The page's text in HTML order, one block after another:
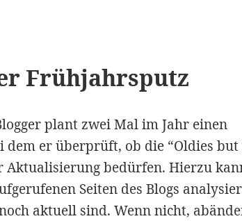
Frühjahrsputz
plant zwei Mal im Jahr einen
er überprüft, ob die “Oldies but
Aktualisierung bedürfen. Hierzu
Seiten des Blogs
aktuell sind. Wenn nicht,